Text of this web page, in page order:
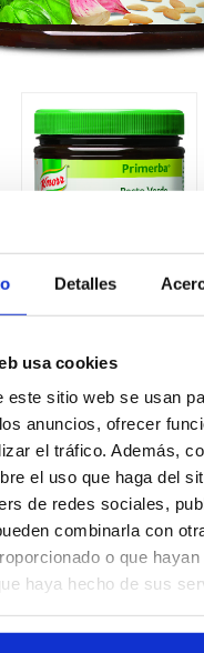
Detalles
usa cookies
este sitio web se usan
anuncios, ofrecer
el tráfico. Además,
el uso que haga del
de redes sociales,
combinarla con
o que
haya hecho de sus
Pesto Verde Knorr
Cajas